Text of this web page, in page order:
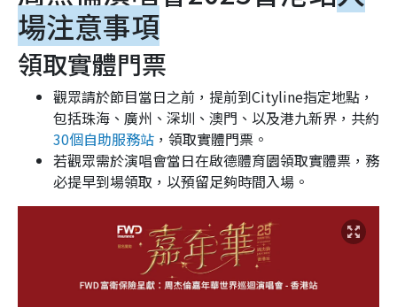
場注意事項
領取實體門票
觀眾請於節目當日之前，提前到Cityline指定地點，
包括珠海、廣州、深圳、澳門、以及港九新界，共約
30個自助服務站 ，領取實體門票。
若觀眾需於演唱會當日在啟德體育園領取實體票，務
必提早到場領取，以預留足夠時間入場。